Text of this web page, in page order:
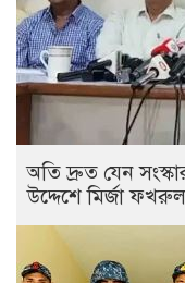
অতি দ্রুত যেন
উদ্দেশে মির্জা ফখরুল